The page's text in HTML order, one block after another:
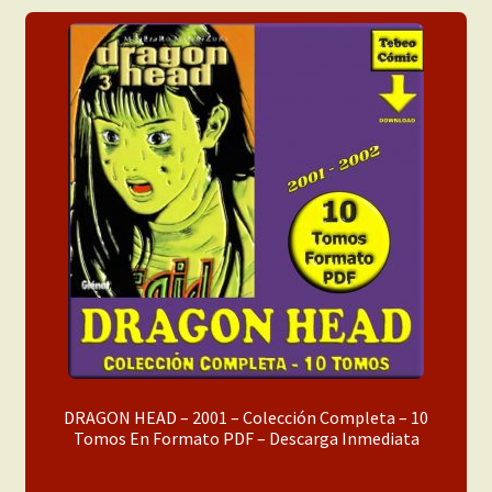
Inéditas
Libros
Manga
Nuestros Tebeos
Para Chicas
Para Chicas y Chicos
Para Chicos
Revistas
DRAGON HEAD – 2001 – Colección Completa – 10
Tomos En Formato PDF – Descarga Inmediata